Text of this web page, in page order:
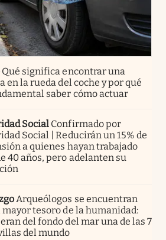
Qué significa encontrar una
en la rueda del coche y por qué
saber cómo actuar
Social Confirmado por
Social | Reducirán un 15% de
a quienes hayan trabajado
40 años, pero adelanten su
Arqueólogos se encuentran
mayor tesoro de la humanidad:
del fondo del mar una de las 7
del mundo